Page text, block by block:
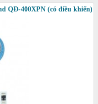
QĐ-400XPN (có điều khiển)